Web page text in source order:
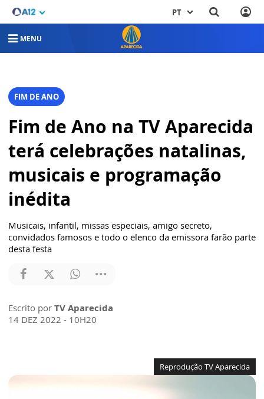
PT
MENU
FIM DE ANO
Fim de Ano na TV Aparecida
terá celebrações natalinas,
musicais e programação
inédita
Musicais, infantil, missas especiais, amigo secreto,
convidados famosos e todo o elenco da emissora farão parte
desta festa
Escrito por TV Aparecida
14 DEZ 2022 - 10H20
Reprodução TV Aparecida